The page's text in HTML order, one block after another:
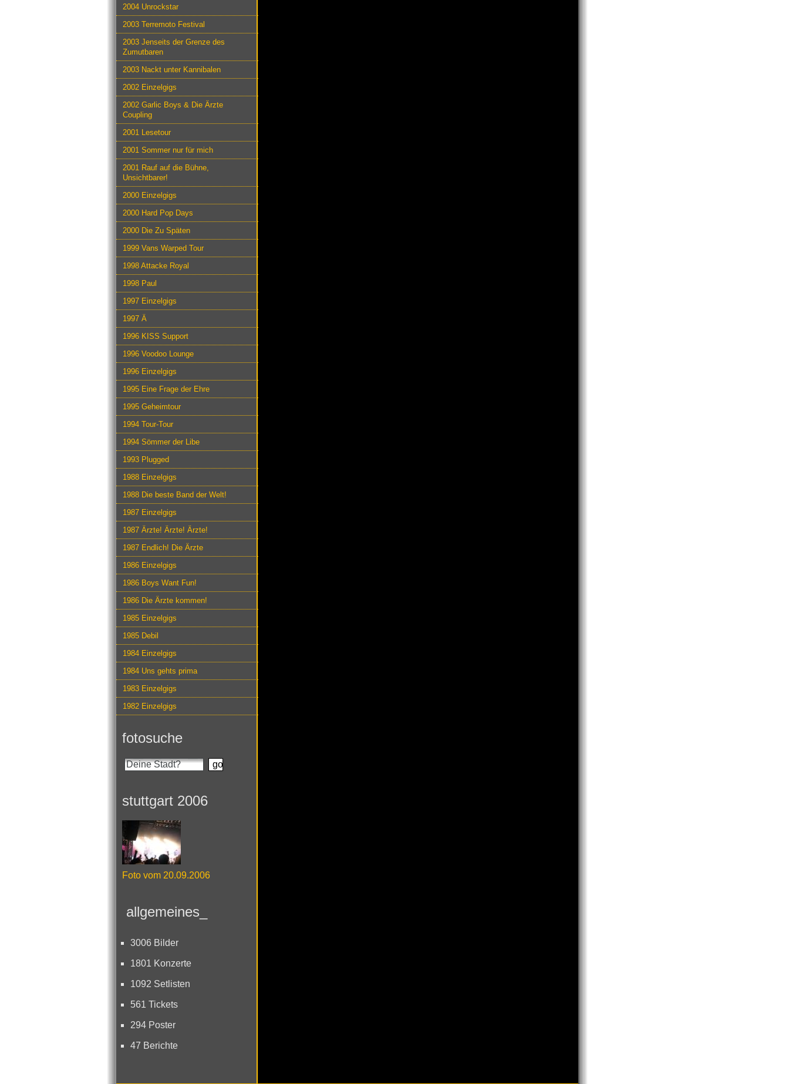
2004 Unrockstar
2003 Terremoto Festival
2003 Jenseits der Grenze des
Zumutbaren
2003 Nackt unter Kannibalen
2002 Einzelgigs
2002 Garlic Boys & Die Ärzte
Coupling
2001 Lesetour
2001 Sommer nur für mich
2001 Rauf auf die Bühne,
Unsichtbarer!
2000 Einzelgigs
2000 Hard Pop Days
2000 Die Zu Späten
1999 Vans Warped Tour
1998 Attacke Royal
1998 Paul
1997 Einzelgigs
1997 Ä
1996 KISS Support
1996 Voodoo Lounge
1996 Einzelgigs
1995 Eine Frage der Ehre
1995 Geheimtour
1994 Tour-Tour
1994 Sömmer der Libe
1993 Plugged
1988 Einzelgigs
1988 Die beste Band der Welt!
1987 Einzelgigs
1987 Ärzte! Ärzte! Ärzte!
1987 Endlich! Die Ärzte
1986 Einzelgigs
1986 Boys Want Fun!
1986 Die Ärzte kommen!
1985 Einzelgigs
1985 Debil
1984 Einzelgigs
1984 Uns gehts prima
1983 Einzelgigs
1982 Einzelgigs
fotosuche
stuttgart 2006
Foto vom 20.09.2006
allgemeines_
3006 Bilder
1801 Konzerte
1092 Setlisten
561 Tickets
294 Poster
47 Berichte